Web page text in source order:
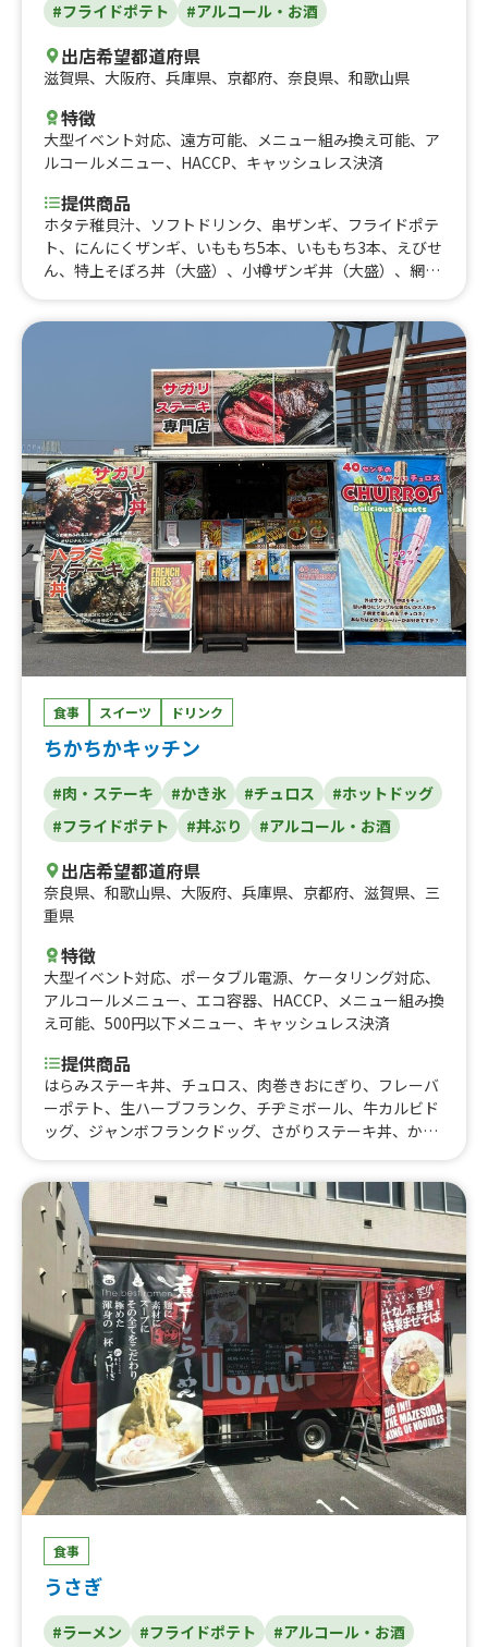
のハワイアンタコライス／Taco Rice、ココナッツバター
ュアスパラとベーコンのレモンパスタ／Pasta with lemo
n sauce、ハワイアンドーナツ「タロマラサダ／Taro Mala
シュガー)、米粉のハワイアンパンケーキ、ビッグモチコチ
キン（3個入）、フライドポテト／French fries、ランチド
リンク（コーヒー・紅茶・ソフトドリンク）、ガーリック
えだまめ、ハワイコナブレンドコーヒー、ハワイアンブレ
ンドコーヒー、コナビール、フルーツカクテル、フレッシ
ュフルーツドリンク、アーモンドミルク_ドリンク用ミル
ク変更、ハワイアンクレープ、ルビーチョコレートドリン
んざい、ショコラボール、ハワイアンタコス、デザートタ
#フライドポテト #アルコール・お酒
出店希望都道府県
滋賀県、 大阪府、 兵庫県、 京都府、 奈良県、 和歌山県
特徴
大型イベント対応、 遠方可能、 メニュー組み換え可能、 ア
ルコールメニュー、 HACCP、 キャッシュレス決済
提供商品
ホタテ稚貝汁、ソフトドリンク、串ザンギ、フライドポテ
ト、にんにくザンギ、いももち5本、いももち3本、えびせ
ん、特上そぼろ丼（大盛）、小樽ザンギ丼（大盛）、網走
チップス、シェアセット、ハイボール/サワー、生ビー
ル、ザンギバスケット、若鶏半身揚げ、ももザンギ 小
食事 スイーツ ドリンク
ちかちかキッチン
#肉・ステーキ #かき氷 #チュロス
#ホットドッグ
#フライドポテト
#丼ぶり #アルコール・お酒
出店希望都道府県
奈良県、 和歌山県、 大阪府、 兵庫県、 京都府、 滋賀県、 三
重県
特徴
大型イベント対応、 ポータブル電源、 ケータリング対応、
アルコールメニュー、 エコ容器、 HACCP、 メニュー組み換
え可能、 500円以下メニュー、 キャッシュレス決済
提供商品
はらみステーキ丼、チュロス、肉巻きおにぎり、フレーバ
ーポテト、生ハーブフランク、チヂミボール、牛カルビド
ッグ、ジャンボフランクドッグ、さがりステーキ丼、かき
ール、缶酎ハイ、缶ハイボール、ノンアルコールビール、
近江牛すじ丼、チヂミボール600、ミックスジュース、ア
イスココア、かき氷ハーフ、チュロスハーフ、かき氷40
0、フレーバーポテト400、はらみステーキ丼1100、ジャ
ンボフランクドッグ600、チュロス700、生ハーブフラン
ク600、肉巻きおにぎり700、ミックスジュース600、さが
り丼ステーキ丼1400、キッズハンバーグステーキ丼、キッ
ズドリンク、はらみステーキ丼(ミニサイズ)800、カルビ
とハラミのあいもり丼1200、ステーキプレート1000、チ
ュロス650、クラムチャウダー600、コーンスープ500、牛
カルビ焼肉丼1000、ホットレモン400、ホットココア40
0、はらみとカルビのあいもり丼1100、ノンアルコールビ
ール500、生ハーブフランク400、牛カルビドッグ700、は
らみステーキ丼900、さがりステーキ丼1200、チヂミボー
ル400、はらみとカルビのあいもり丼1000、ホットワイン
500、クラッシュいちご700、さがりステーキ丼1000、は
らみステーキ丼800、ステーキプレート1300、ステーキプ
レート1200、ステーキプレート900、牛カルビ焼肉丼90
0、牛カルビ焼肉丼800、ホットドッグ600、カルビドッグ
&フライドポテトセット1000、カルビドッグandフライド
ポテトセット1100、飲むかき氷 - ごくしゃり- 400、かき
食事
うさぎ
#ラーメン #フライドポテト #アルコール・お酒